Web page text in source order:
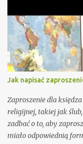
z
e
Jak napisać
Zaproszenie dla
religijnej, takiej jak
zadbać o to, aby
miało odpowiednią